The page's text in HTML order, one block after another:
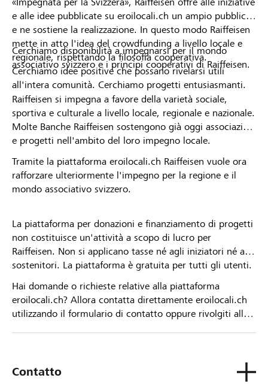
e alle idee pubblicate su eroilocali.ch un ampio pubblico
e ne sostiene la realizzazione. In questo modo Raiffeisen
mette in atto l'idea del crowdfunding a livello locale e
regionale, rispettando la filosofia cooperativa.
Cerchiamo idee positive che possano rivelarsi utili
all'intera comunità. Cerchiamo progetti entusiasmanti.
Cerchiamo disponibilità a impegnarsi per il mondo
associativo svizzero e i principi cooperativi di Raiffeisen.
Raiffeisen si impegna a favore della varietà sociale,
sportiva e culturale a livello locale, regionale e nazionale.
Molte Banche Raiffeisen sostengono già oggi associazioni
e progetti nell'ambito del loro impegno locale.
Tramite la piattaforma eroilocali.ch Raiffeisen vuole ora
rafforzare ulteriormente l'impegno per la regione e il
mondo associativo svizzero.
La piattaforma per donazioni e finanziamento di progetti
non costituisce un'attività a scopo di lucro per
Raiffeisen. Non si applicano tasse né agli iniziatori né ai
sostenitori. La piattaforma è gratuita per tutti gli utenti.
Hai domande o richieste relative alla piattaforma
eroilocali.ch? Allora contatta direttamente eroilocali.ch
utilizzando il formulario di contatto oppure rivolgiti alla
Contatto